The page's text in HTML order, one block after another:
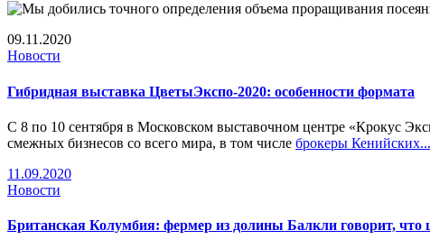
09.11.2020
Новости
Гибридная выставка ЦветыЭкспо-2020: особенности формата
С 8 по 10 сентября в Московском выставочном центре «Крокус
смежных бизнесов со всего мира, в том числе брокеры Кенийских...
11.09.2020
Новости
Британская Колумбия: фермер из долины Балкли говорит, что